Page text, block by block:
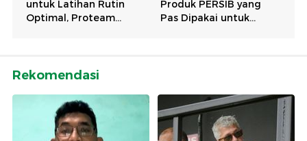
Rekomendasi